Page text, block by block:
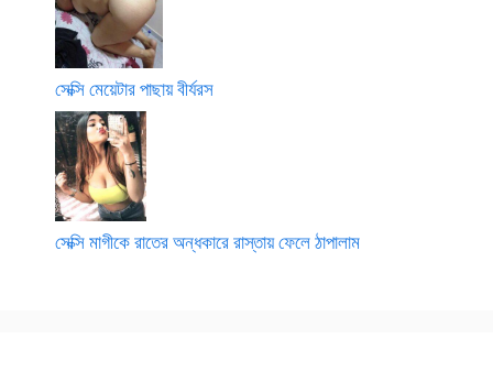
সেক্সি মেয়েটার পাছায় বীর্যরস
সেক্সি মাগীকে রাতের অন্ধকারে রাস্তায় ফেলে ঠাপালাম